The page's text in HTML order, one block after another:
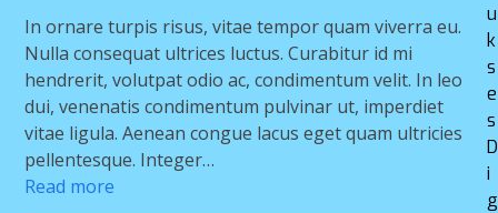
In ornare turpis risus, vitae tempor quam viverra eu.
Nulla consequat ultrices luctus. Curabitur id mi
hendrerit, volutpat odio ac, condimentum velit. In leo
dui, venenatis condimentum pulvinar ut, imperdiet
vitae ligula. Aenean congue lacus eget quam ultricies
pellentesque. Integer…
Read more
u
k
s
e
s
D
i
g